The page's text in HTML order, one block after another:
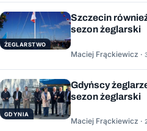
ŻEGLARSTWO
Szczecin
sezon żeglarski
Maciej Frąckiewicz ·
GDYNIA
Gdyńscy
sezon żeglarski
Maciej Frąckiewicz ·